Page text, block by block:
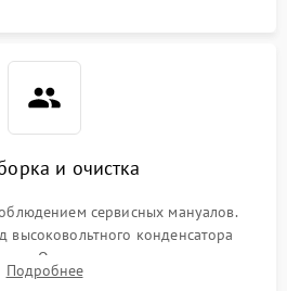
и очистка
сервисных мануалов.
высоковольтного конденсатора
Очистка внутренних узлов от
влаги с помощью спецсредств.
Подробнее